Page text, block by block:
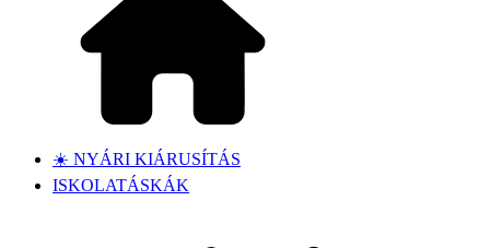
☀️ NYÁRI KIÁRUSÍTÁS
ISKOLATÁSKÁK